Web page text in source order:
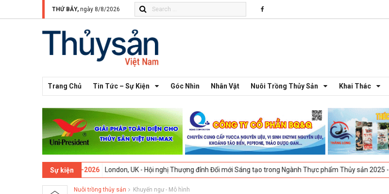
THỨ BẢY, ngày 8/8/2026
Trang Chủ Tin Tức – Sự Kiện Góc Nhìn Nhân Vật Nuôi Trồng Thủy Sản Khai Thác
Sự kiện
London, UK - Hội nghị Thượng đỉnh Đổi mới Sáng tạo trong Ngành Thực phẩm Thủy sản 2025 - 08-04-2025
Nuôi trồng thủy sản Khuyến ngư - Mô hình